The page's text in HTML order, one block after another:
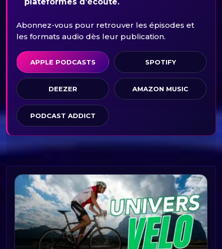
Abonnez-vous pour retrouver les épisodes et
les formats audio dès leur publication.
APPLE PODCASTS SPOTIFY
DEEZER AMAZON MUSIC
PODCAST ADDICT